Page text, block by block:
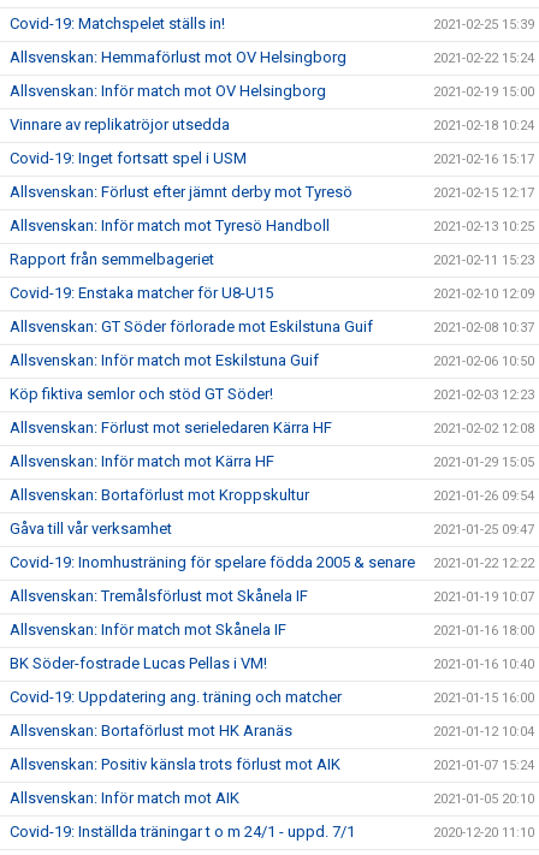
Covid-19: Matchspelet ställs in! 2021-02-25 15:39
Allsvenskan: Hemmaförlust mot OV Helsingborg 2021-02-22 15:24
Allsvenskan: Inför match mot OV Helsingborg 2021-02-19 15:00
Vinnare av replikatröjor utsedda 2021-02-18 10:24
Covid-19: Inget fortsatt spel i USM 2021-02-16 15:17
Allsvenskan: Förlust efter jämnt derby mot Tyresö 2021-02-15 12:17
Allsvenskan: Inför match mot Tyresö Handboll 2021-02-13 10:25
Rapport från semmelbageriet 2021-02-11 15:23
Covid-19: Enstaka matcher för U8-U15 2021-02-10 12:09
Allsvenskan: GT Söder förlorade mot Eskilstuna Guif 2021-02-08 10:37
Allsvenskan: Inför match mot Eskilstuna Guif 2021-02-06 10:50
Köp fiktiva semlor och stöd GT Söder! 2021-02-03 12:23
Allsvenskan: Förlust mot serieledaren Kärra HF 2021-02-02 12:08
Allsvenskan: Inför match mot Kärra HF 2021-01-29 15:05
Allsvenskan: Bortaförlust mot Kroppskultur 2021-01-26 09:54
Gåva till vår verksamhet 2021-01-25 09:47
Covid-19: Inomhusträning för spelare födda 2005 & senare 2021-01-22 12:22
Allsvenskan: Tremålsförlust mot Skånela IF 2021-01-19 10:07
Allsvenskan: Inför match mot Skånela IF 2021-01-16 18:00
BK Söder-fostrade Lucas Pellas i VM! 2021-01-16 10:40
Covid-19: Uppdatering ang. träning och matcher 2021-01-15 16:00
Allsvenskan: Bortaförlust mot HK Aranäs 2021-01-12 10:04
Allsvenskan: Positiv känsla trots förlust mot AIK 2021-01-07 15:24
Allsvenskan: Inför match mot AIK 2021-01-05 20:10
Covid-19: Inställda träningar t o m 24/1 - uppd. 7/1 2020-12-20 11:10